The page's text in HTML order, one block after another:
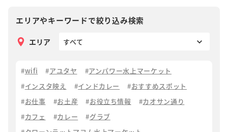
エリアやキーワードで絞り込み検索
エリア
wifi アユタヤ
アンパワー水上マーケット
インスタ映え
インドカレー
おすすめスポット
お仕事
お土産 お役立ち情報
カオサン通り
カフェ
カレー
グラブ